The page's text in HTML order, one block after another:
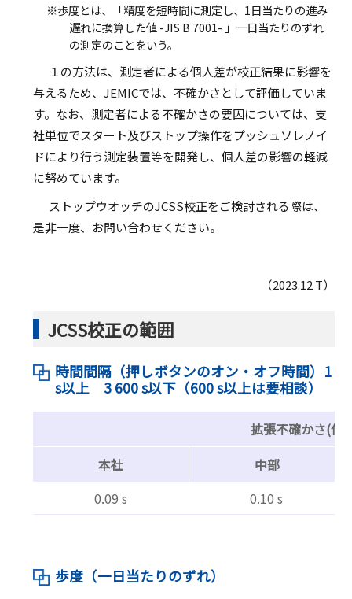
※歩度とは、「精度を短時間に測定し、1日当たりの進み
遅れに換算した値 -JIS B 7001- 」一日当たりのずれ
の測定のことをいう。
１の方法は、測定者による個人差が校正結果に影響を
与えるため、JEMICでは、不確かさとして評価していま
す。なお、測定者による不確かさの要因については、支
社単位でスタート及びストップ操作をプッシュソレノイ
ドにより行う測定装置等を開発し、個人差の影響の軽減
に努めています。
ストップウオッチのJCSS校正をご検討される際は、
是非一度、お問い合わせください。
（2023.12 T）
JCSS校正の範囲
時間間隔（押しボタンのオン・オフ時間）1
s以上 3 600 s以下（600 s以上は要相談）
拡張不確かさ(信
本社
中部
0.09 s
0.10 s
歩度（一日当たりのずれ）